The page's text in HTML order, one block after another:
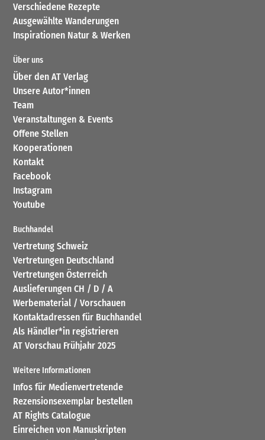
Verschiedene Rezepte
Ausgewählte Wanderungen
Inspirationen Natur & Werken
Über uns
Über den AT Verlag
Unsere Autor*innen
Team
Veranstaltungen & Events
Offene Stellen
Kooperationen
Kontakt
Facebook
Instagram
Youtube
Buchhandel
Vertretung Schweiz
Vertretungen Deutschland
Vertretungen Österreich
Auslieferungen CH / D / A
Werbematerial / Vorschauen
Kontaktadressen für Buchhandel
Als Händler*in registrieren
AT Vorschau Frühjahr 2025
Weitere Informationen
Infos für Medienvertretende
Rezensionsexemplar bestellen
AT Rights Catalogue
Einreichen von Manuskripten